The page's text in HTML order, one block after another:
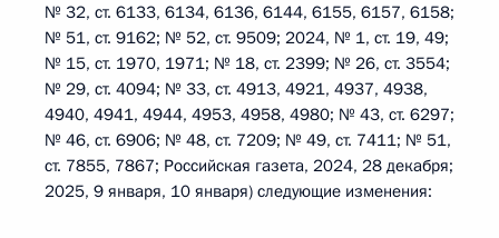
№ 32, ст. 6133, 6134, 6136, 6144, 6155, 6157, 6158;
№ 51, ст. 9162; № 52, ст. 9509; 2024, № 1, ст. 19, 49;
№ 15, ст. 1970, 1971; № 18, ст. 2399; № 26, ст. 3554;
№ 29, ст. 4094; № 33, ст. 4913, 4921, 4937, 4938,
4940, 4941, 4944, 4953, 4958, 4980; № 43, ст. 6297;
№ 46, ст. 6906; № 48, ст. 7209; № 49, ст. 7411; № 51,
ст. 7855, 7867; Российская газета, 2024, 28 декабря;
2025, 9 января, 10 января) следующие изменения: